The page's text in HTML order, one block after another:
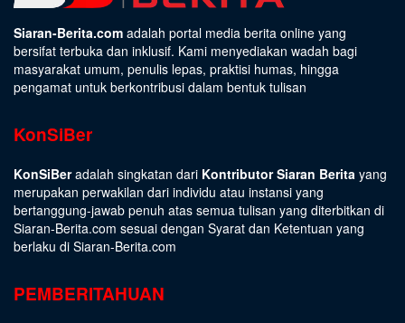
Siaran-Berita.com adalah portal media berita online yang
bersifat terbuka dan inklusif. Kami menyediakan wadah bagi
masyarakat umum, penulis lepas, praktisi humas, hingga
pengamat untuk berkontribusi dalam bentuk tulisan
KonSiBer
KonSiBeradalah singkatan dari Kontributor Siaran Berita yang
merupakan perwakilan dari individu atau instansi yang
bertanggung-jawab penuh atas semua tulisan yang diterbitkan di
Siaran-Berita.com sesuai dengan Syarat dan Ketentuan yang
berlaku di Siaran-Berita.com
PEMBERITAHUAN